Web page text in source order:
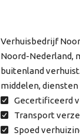
Verhuisbedrijf
Noord-Nederland,
buitenland
middelen,
Gecertificeerd
Transport
Spoed